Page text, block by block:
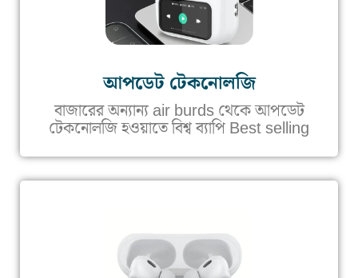
আপডেট টেকনোলজি
বাজারের অন্যান্য air burds থেকে আপডেট
টেকনোলজি হওয়াতে বিশ্ব ব্যাপি Best selling